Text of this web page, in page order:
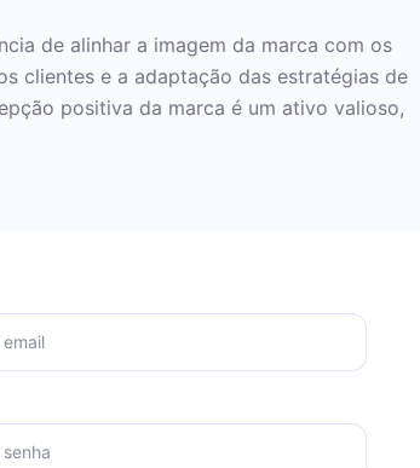
de alinhar a imagem da marca com os
clientes e a adaptação das estratégias de
positiva da marca é um ativo valioso,